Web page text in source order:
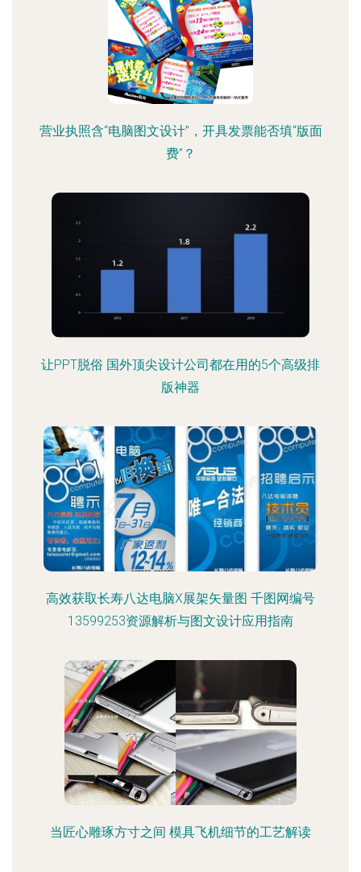
营业执照含“电脑图文设计”，开具发票能否填“版面
费”？
让PPT脱俗 国外顶尖设计公司都在用的5个高级排
版神器
高效获取长寿八达电脑X展架矢量图 千图网编号
13599253资源解析与图文设计应用指南
当匠心雕琢方寸之间 模具飞机细节的工艺解读